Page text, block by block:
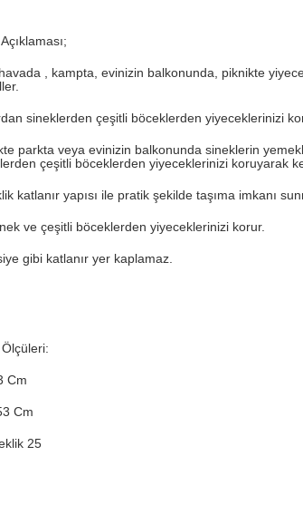
, kampta, evinizin balkonunda, piknikte
sineklerden çeşitli böceklerden yiyeceklerinizi
parkta veya evinizin balkonunda sineklerin
çeşitli böceklerden yiyeceklerinizi koruyarak
katlanır yapısı ile pratik şekilde taşıma imkanı
ve çeşitli böceklerden yiyeceklerinizi korur.
gibi katlanır yer kaplamaz.
Cm
Cm
25